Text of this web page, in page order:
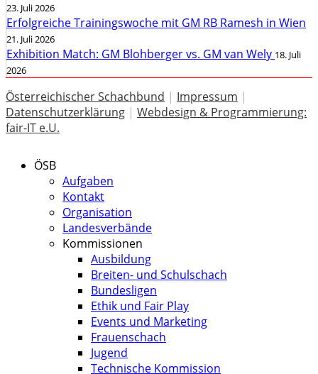
23. Juli 2026
Erfolgreiche Trainingswoche mit GM RB Ramesh in Wien
21. Juli 2026
Exhibition Match: GM Blohberger vs. GM van Wely 18. Juli
2026
Österreichischer Schachbund | Impressum |
Datenschutzerklärung | Webdesign & Programmierung:
fair-IT e.U.
ÖSB
Aufgaben
Kontakt
Organisation
Landesverbände
Kommissionen
Ausbildung
Breiten- und Schulschach
Bundesligen
Ethik und Fair Play
Events und Marketing
Frauenschach
Jugend
Technische Kommission